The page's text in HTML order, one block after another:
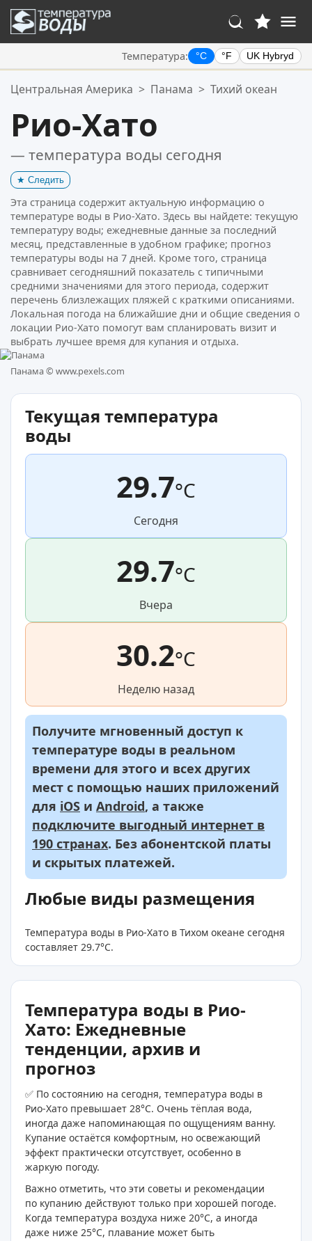
Температура: °C °F UK Hybryd
Ваше избранное:
Центральная Америка > Панама > Тихий океан
Рио-Хато
— температура воды сегодня
★ Следить
Эта страница содержит актуальную информацию о
температуре воды в Рио-Хато. Здесь вы найдете: текущую
температуру воды; ежедневные данные за последний
месяц, представленные в удобном графике; прогноз
температуры воды на 7 дней. Кроме того, страница
сравнивает сегодняшний показатель с типичными
средними значениями для этого периода, содержит
перечень близлежащих пляжей с краткими описаниями.
Локальная погода на ближайшие дни и общие сведения о
локации Рио-Хато помогут вам спланировать визит и
выбрать лучшее время для купания и отдыха.
Панама © www.pexels.com
Текущая температура
воды
29.7°C
Сегодня
29.7°C
Вчера
30.2°C
Неделю назад
Получите мгновенный доступ к
температуре воды в реальном
времени для этого и всех других
мест с помощью наших приложений
для iOS и Android, а также
подключите выгодный интернет в
190 странах. Без абонентской платы
и скрытых платежей.
Любые виды размещения
Температура воды в Рио-Хато в Тихом океане сегодня
составляет 29.7°C.
Температура воды в Рио-
Хато: Ежедневные
тенденции, архив и
прогноз
✅ По состоянию на сегодня, температура воды в
Рио-Хато превышает 28°C. Очень тёплая вода,
иногда даже напоминающая по ощущениям ванну.
Купание остаётся комфортным, но освежающий
эффект практически отсутствует, особенно в
жаркую погоду.
Важно отметить, что эти советы и рекомендации
по купанию действуют только при хорошей погоде.
Когда температура воздуха ниже 20°C, а иногда
даже ниже 25°C, плавание может быть